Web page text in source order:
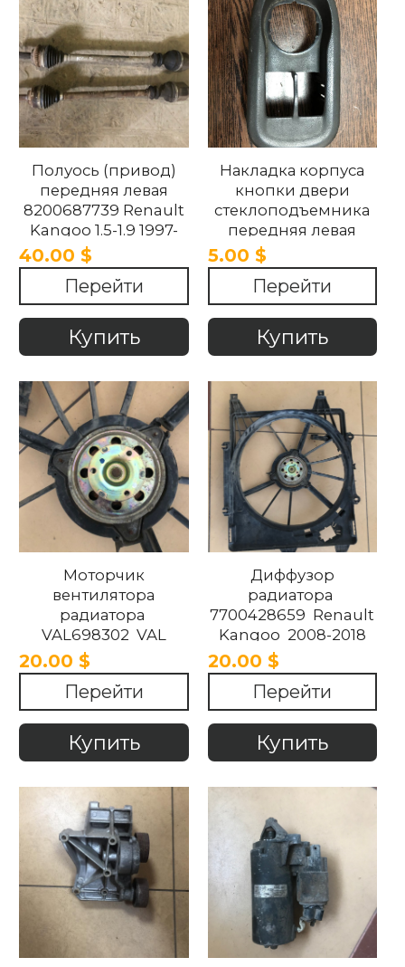
Полуось (привод)
передняя левая
8200687739 Renault
Kangoo 1.5-1.9 1997-
2008
40.00 $
Перейти
Купить
Накладка корпуса
кнопки двери
стеклоподъемника
передняя левая
8200637849 Renault
Kangoo II 1997-2018
5.00 $
Перейти
Купить
Моторчик
вентилятора
радиатора
VAL698302 VAL
698302 Renault
Kangoo 2008-2018.
20.00 $
Перейти
Купить
Диффузор
радиатора
7700428659 Renault
Kangoo 2008-2018
20.00 $
Перейти
Купить